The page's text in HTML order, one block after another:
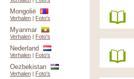
Mongolië
Verhalen | Foto's
Myanmar
Verhalen | Foto's
Nederland
Verhalen | Foto's
Oezbekistan
Verhalen | Foto's